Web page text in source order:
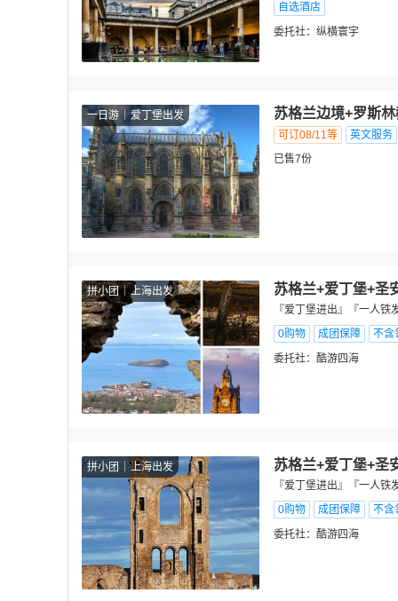
自选酒店
委托社： 纵横寰宇
一日游 爱丁堡出发 苏格兰边境+罗斯
可订08/11等
英文服务
已售7份
拼小团 上海出发 苏格兰+爱丁堡+圣
『爱丁堡进出』『一人
0购物
成团保障
不含
委托社： 酷游四海
拼小团 上海出发 苏格兰+爱丁堡+圣
『爱丁堡进出』『一人
0购物
成团保障
不含
委托社： 酷游四海